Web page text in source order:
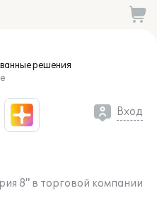
решения
Вход
8" в торговой компании